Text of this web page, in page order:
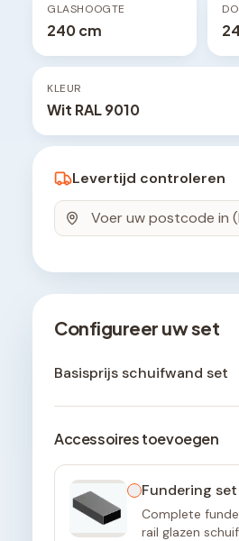
GLASHOOGTE
240 cm
KLEUR
Wit RAL 9010
Levertijd controleren
Configureer uw set
Basisprijs schuifwand set
Accessoires toevoegen
Fundering
Complete
rail glazen